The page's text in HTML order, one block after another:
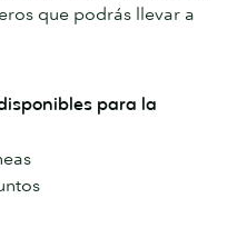
que podrás llevar a
para la